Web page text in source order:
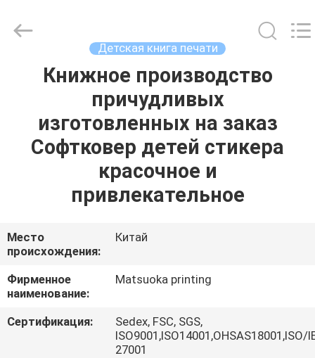
ДОМ
ПРОДУКТЫ
ПУТЕШЕСТВИЕ
ФАБРИКИ
ПРОВЕРКА
КАЧЕСТВА
printing
co.,LTD.
Детская книга печати
Книжное производство
причудливых
изготовленных на заказ
Софтковер детей стикера
красочное и
привлекательное
Место
происхождения:
Китай
Фирменное
наименование:
Matsuoka printing
Сертификация:
Sedex, FSC, SGS,
ISO9001,ISO14001,OHSAS18001,ISO/
27001